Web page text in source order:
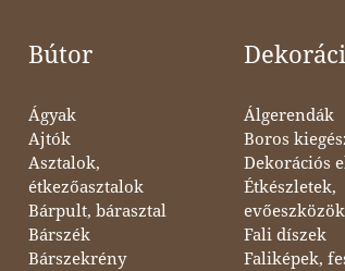
Bútor
Ágyak
Ajtók
Asztalok,
étkezőasztalok
Bárpult, bárasztal
Bárszék
Bárszekrény
Álgerendák
Boros
Dekorációs
Étkészletek,
evőeszközök
Fali díszek
Faliképek,